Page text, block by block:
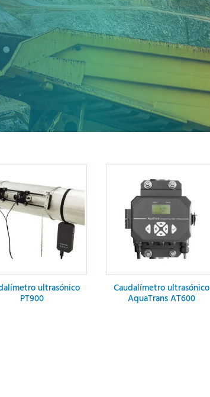
ultrasónico
PT900
Caudalímetro ultrasónico
AquaTrans AT600